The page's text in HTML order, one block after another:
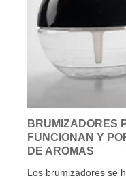
BRUMIZADORES
FUNCIONAN Y
DE AROMAS
Los brumizadores se